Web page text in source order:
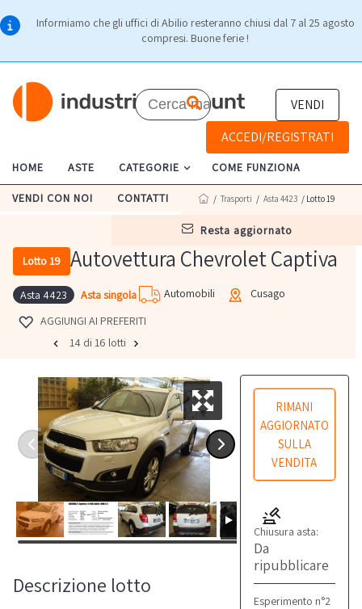
Informiamo che gli uffici di Abilio resteranno chiusi dal 7 al 25 agosto
compresi. Buone ferie !
VENDI
ACCEDI/REGISTRATI
HOME ASTE CATEGORIE COME FUNZIONA
VENDI CON NOI CONTATTI
resta aggiornato
/ Trasporti / Asta 4423 / Lotto 19
Lotto 19 Autovettura Chevrolet Captiva
Asta 4423 Asta singola Automobili
Cusago
AGGIUNGI AI PREFERITI
14 di 16 lotti
RIMANI
AGGIORNATO
SULLA
VENDITA
Chiusura asta:
Da
ripubblicare
Esperimento n°2
Descrizione lotto